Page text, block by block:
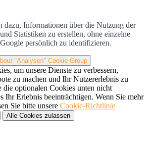
dazu, Informationen über die Nutzung der
Statistiken zu erstellen, ohne einzelne
persönlich zu identifizieren.
"Analysen" Cookie Group
um unsere Dienste zu verbessern,
zu machen und Ihr Nutzererlebnis zu
die optionalen Cookies unten nicht
Ihr Erlebnis beeinträchtigen. Wenn Sie mehr
Sie bitte unsere Cookie-Richtlinie
Alle Cookies zulassen